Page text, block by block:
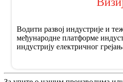
Водити развој индустрије и
међународне платформе
индустрију електричног